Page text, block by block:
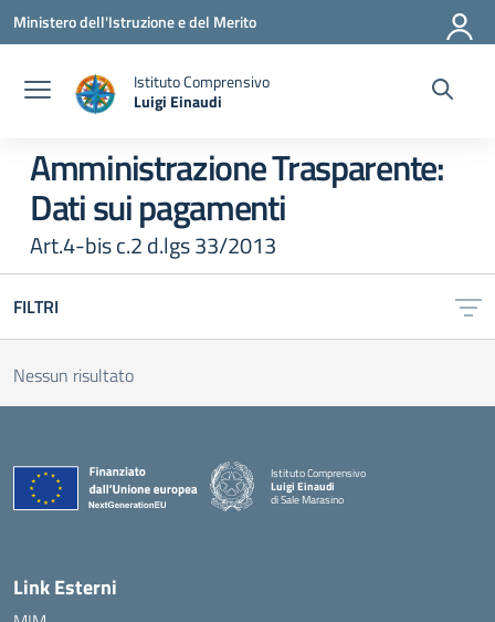
Vai ai contenuti
Vai al menu di navigazione
Vai al footer
Ministero dell'Istruzione e del Merito
Istituto Comprensivo
Luigi Einaudi
— Visita la pagina iniziale della scuola
Amministrazione Trasparente:
Dati sui pagamenti
Art.4-bis c.2 d.lgs 33/2013
FILTRI
Nessun risultato
Istituto Comprensivo
Luigi Einaudi
di Sale Marasino
Link Esterni